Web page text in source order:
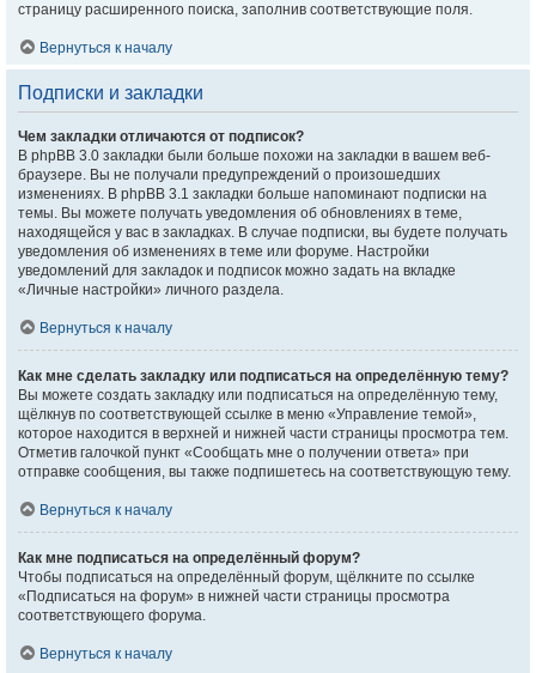
страницу расширенного поиска, заполнив соответствующие поля.
Вернуться к началу
Подписки и закладки
Чем закладки отличаются от подписок?
В phpBB 3.0 закладки были больше похожи на закладки в вашем веб-
браузере. Вы не получали предупреждений о произошедших
изменениях. В phpBB 3.1 закладки больше напоминают подписки на
темы. Вы можете получать уведомления об обновлениях в теме,
находящейся у вас в закладках. В случае подписки, вы будете получать
уведомления об изменениях в теме или форуме. Настройки
уведомлений для закладок и подписок можно задать на вкладке
«Личные настройки» личного раздела.
Вернуться к началу
Как мне сделать закладку или подписаться на определённую тему?
Вы можете создать закладку или подписаться на определённую тему,
щёлкнув по соответствующей ссылке в меню «Управление темой»,
которое находится в верхней и нижней части страницы просмотра тем.
Отметив галочкой пункт «Сообщать мне о получении ответа» при
отправке сообщения, вы также подпишетесь на соответствующую тему.
Вернуться к началу
Как мне подписаться на определённый форум?
Чтобы подписаться на определённый форум, щёлкните по ссылке
«Подписаться на форум» в нижней части страницы просмотра
соответствующего форума.
Вернуться к началу